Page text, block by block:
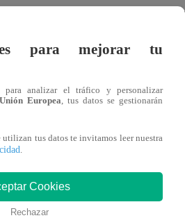
de empezar con la
solo lograra un acierto
de Gino Pesaressi . Para
lugar con los ojos cerrados
“¡Te amo!”, mientras que el
pidió a Machuca que
para mejorar tu
analizar el tráfico y personalizar
Unión Europea , tus datos se gestionarán
utilizan tus datos te invitamos leer nuestra
Cookies
Rechazar